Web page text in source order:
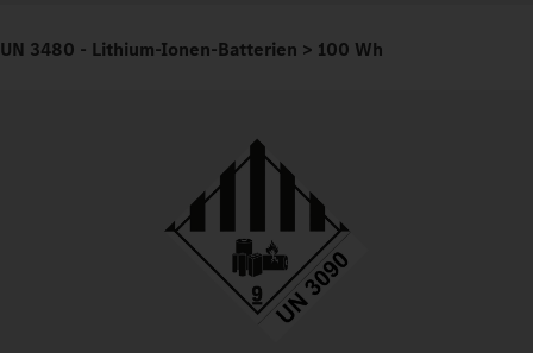
UN 3480 - Lithium-Ionen-Batterien > 100 Wh